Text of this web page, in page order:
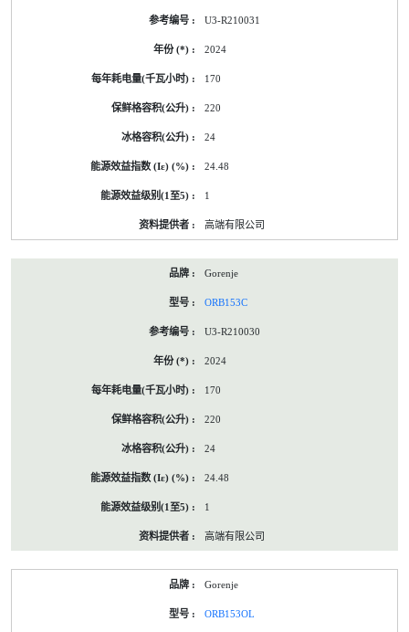
U3-R210031
2024
170
220
24
24.48
1
高端有限公司
Gorenje
ORB153C
U3-R210030
2024
170
220
24
24.48
1
高端有限公司
Gorenje
ORB153OL